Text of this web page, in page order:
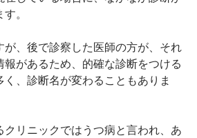
。
、後で診察した医師の方が、それ
報があるため、的確な診断をつける
く、診断名が変わることもありま
リニックではうつ病と言われ、あ